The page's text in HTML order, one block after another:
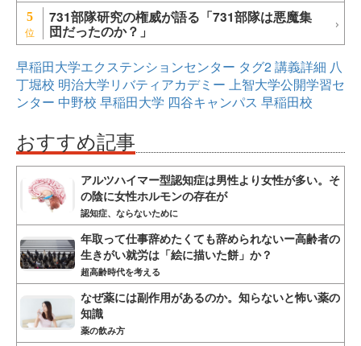
5 731部隊研究の権威が語る「731部隊は悪魔集
団だったのか？」
早稲田大学エクステンションセンター タグ2講義詳細 八
丁堀校 明治大学リバティアカデミー 上智大学公開学習セ
ンター 中野校 早稲田大学 四谷キャンパス 早稲田校
おすすめ記事
アルツハイマー型認知症は男性より女性が多い。そ
の陰に女性ホルモンの存在が
認知症、ならないために
年取って仕事辞めたくても辞められないー高齢者の
生きがい就労は「絵に描いた餅」か？
超高齢時代を考える
なぜ薬には副作用があるのか。知らないと怖い薬の
知識
薬の飲み方